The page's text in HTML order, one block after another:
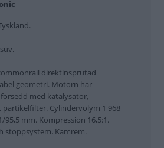
direktinsprutad
geometri. Motorn har
med katalysator,
partikelfilter. Cylindervolym 1 968
95,5 mm. Kompression 16,5:1.
stoppsystem. Kamrem.